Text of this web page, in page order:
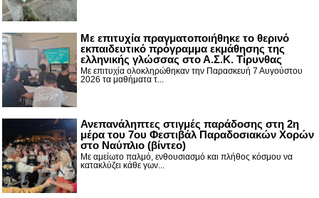
Με επιτυχία πραγματοποιήθηκε το θερινό
εκπαιδευτικό πρόγραμμα εκμάθησης της
ελληνικής γλώσσας στο Α.Σ.Κ. Τίρυνθας
Με επιτυχία ολοκληρώθηκαν την Παρασκευή 7 Αυγούστου
2026 τα μαθήματα τ...
Ανεπανάληπτες στιγμές παράδοσης στη 2η
μέρα του 7ου Φεστιβάλ Παραδοσιακών Χορών
στο Ναύπλιο (βίντεο)
Με αμείωτο παλμό, ενθουσιασμό και πλήθος κόσμου να
κατακλύζει κάθε γων...